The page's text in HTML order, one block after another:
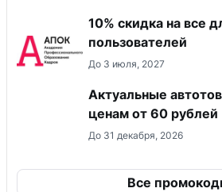
10% скидка на все
пользователей
До 3 июля, 2027
Актуальные
ценам от 60 рублей
До 31 декабря, 2026
Все